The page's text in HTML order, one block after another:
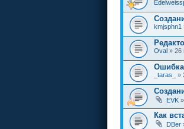
kmjsphn1
Oval » 26
Ошибка
_taras_ »
EVK
Как
DBer